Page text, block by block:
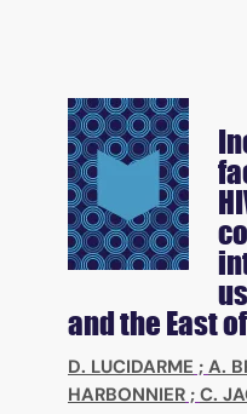
and the East
D. LUCIDARME ; A.
HARBONNIER ; C.